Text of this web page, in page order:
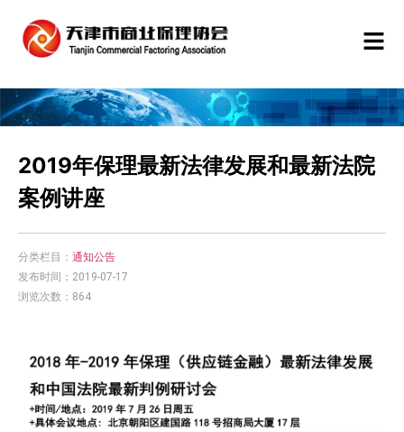
2019年保理最新法律发展和最新法院
案例讲座
分类栏目： 通知公告
发布时间：2019-07-17
浏览次数：864